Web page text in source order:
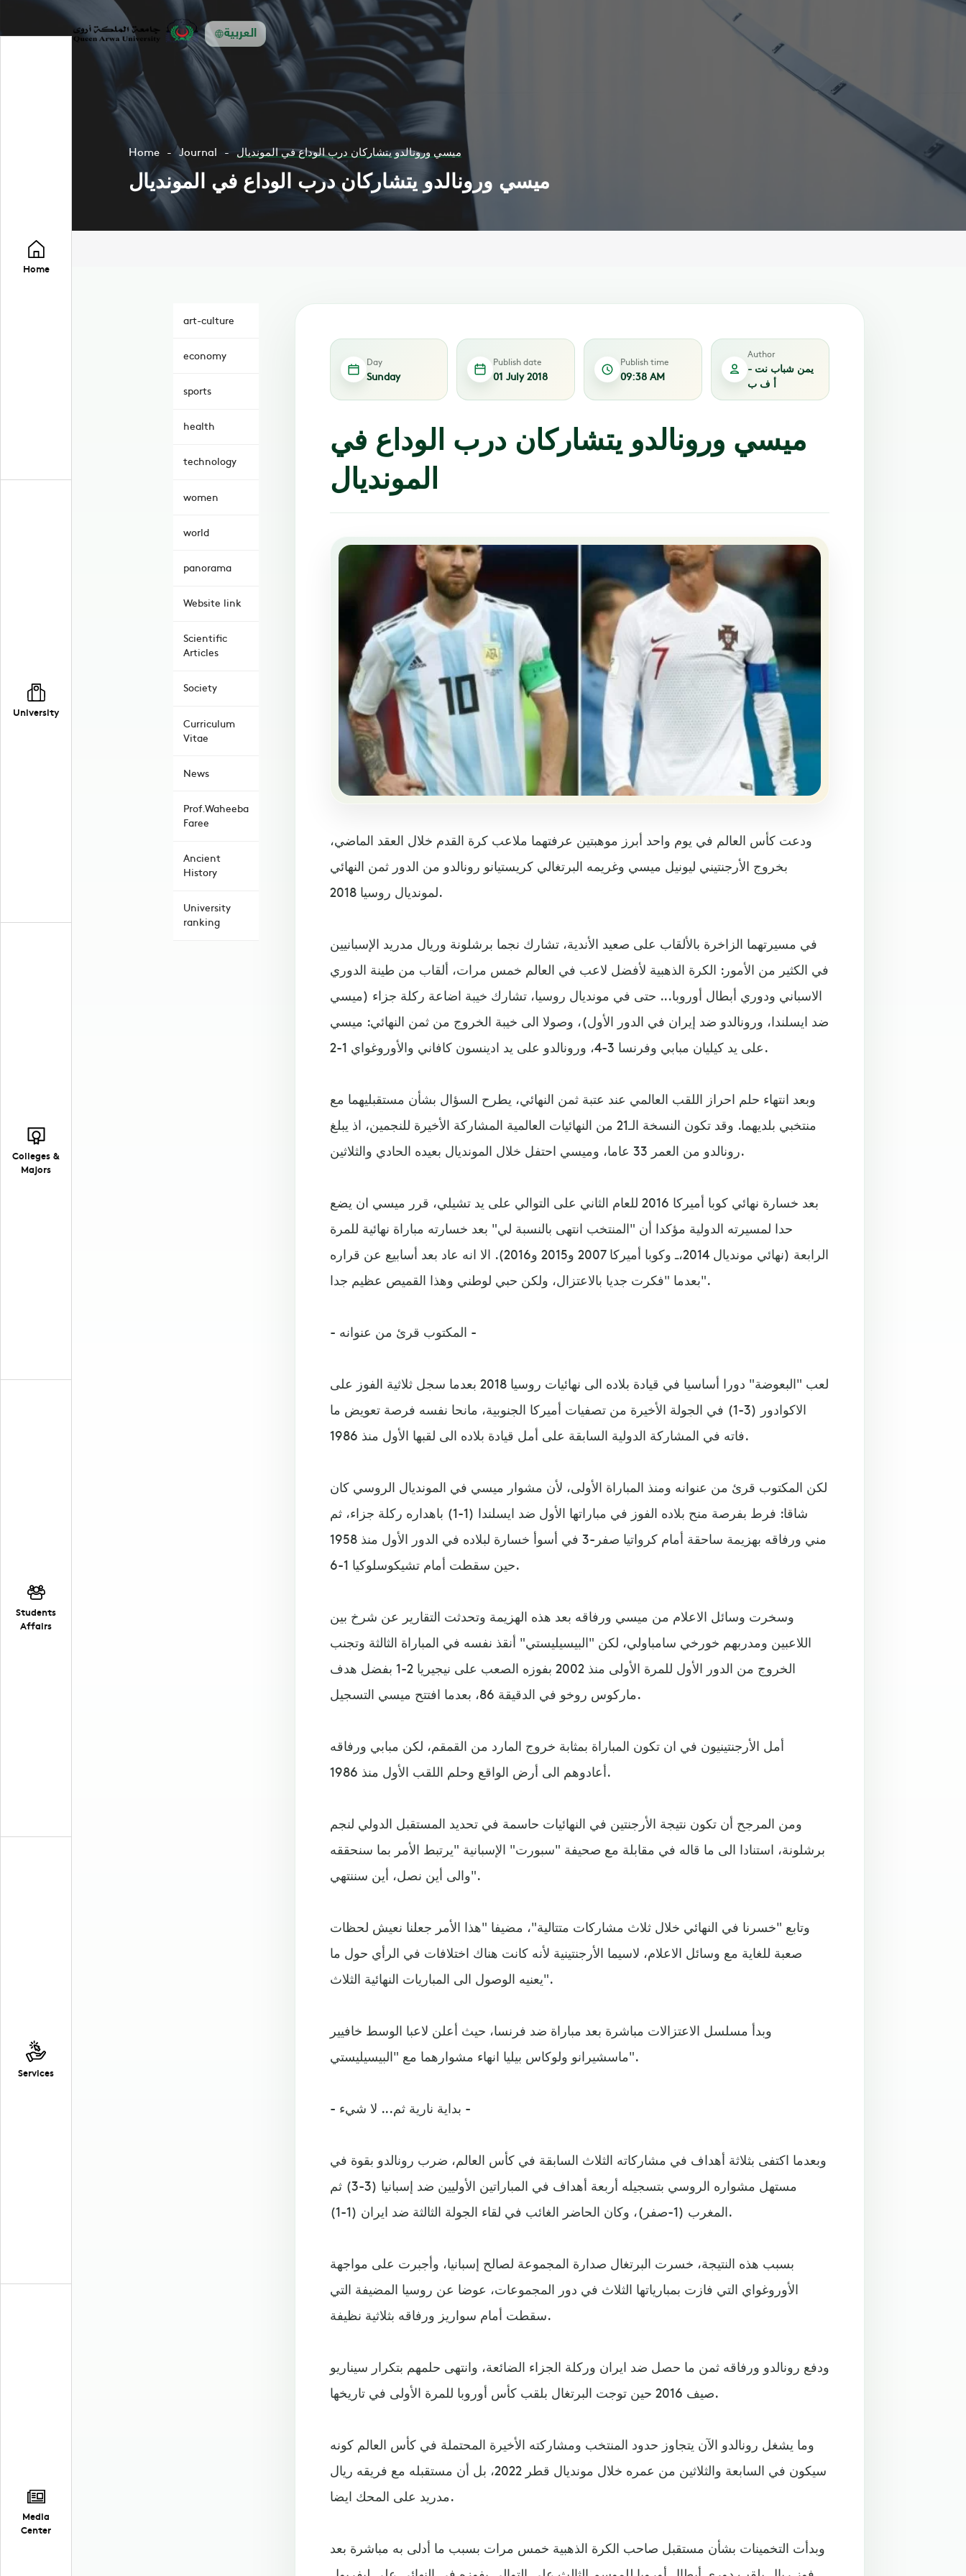
العربية
Home
University
Colleges &
Majors
Students
Affairs
Services
Media
Center
Home Journal ميسي ورونالدو يتشاركان درب الوداع في المونديال
ميسي ورونالدو يتشاركان درب الوداع في المونديال
art-culture
economy
sports
health
technology
women
world
panorama
Website link
Scientific
Articles
Society
Curriculum
Vitae
News
Prof.Waheeba
Faree
Ancient
History
University
ranking
Day
Sunday
Publish date
01 July 2018
Publish time
09:38 AM
Author
يمن شباب نت -
أ ف ب
ميسي ورونالدو يتشاركان درب الوداع في
المونديال
ودعت كأس العالم في يوم واحد أبرز موهبتين عرفتهما ملاعب كرة القدم خلال العقد الماضي،
بخروج الأرجنتيني ليونيل ميسي وغريمه البرتغالي كريستيانو رونالدو من الدور ثمن النهائي
لمونديال روسيا 2018.
في مسيرتهما الزاخرة بالألقاب على صعيد الأندية، تشارك نجما برشلونة وريال مدريد الإسبانيين
في الكثير من الأمور: الكرة الذهبية لأفضل لاعب في العالم خمس مرات، ألقاب من طينة الدوري
الاسباني ودوري أبطال أوروبا... حتى في مونديال روسيا، تشارك خيبة اضاعة ركلة جزاء (ميسي
ضد ايسلندا، ورونالدو ضد إيران في الدور الأول)، وصولا الى خيبة الخروج من ثمن النهائي: ميسي
على يد كيليان مبابي وفرنسا 3-4، ورونالدو على يد ادينسون كافاني والأوروغواي 1-2.
وبعد انتهاء حلم احراز اللقب العالمي عند عتبة ثمن النهائي، يطرح السؤال بشأن مستقبليهما مع
منتخبي بلديهما. وقد تكون النسخة الـ21 من النهائيات العالمية المشاركة الأخيرة للنجمين، اذ يبلغ
رونالدو من العمر 33 عاما، وميسي احتفل خلال المونديال بعيده الحادي والثلاثين.
بعد خسارة نهائي كوبا أميركا 2016 للعام الثاني على التوالي على يد تشيلي، قرر ميسي ان يضع
حدا لمسيرته الدولية مؤكدا أن "المنتخب انتهى بالنسبة لي" بعد خسارته مباراة نهائية للمرة
الرابعة (نهائي مونديال 2014،ـ وكوبا أميركا 2007 و2015 و2016). الا انه عاد بعد أسابيع عن قراره
بعدما "فكرت جديا بالاعتزال، ولكن حبي لوطني وهذا القميص عظيم جدا".
- المكتوب قرئ من عنوانه -
لعب "البعوضة" دورا أساسيا في قيادة بلاده الى نهائيات روسيا 2018 بعدما سجل ثلاثية الفوز على
الاكوادور (3-1) في الجولة الأخيرة من تصفيات أميركا الجنوبية، مانحا نفسه فرصة تعويض ما
فاته في المشاركة الدولية السابقة على أمل قيادة بلاده الى لقبها الأول منذ 1986.
لكن المكتوب قرئ من عنوانه ومنذ المباراة الأولى، لأن مشوار ميسي في المونديال الروسي كان
شاقا: فرط بفرصة منح بلاده الفوز في مباراتها الأول ضد ايسلندا (1-1) باهداره ركلة جزاء، ثم
مني ورفاقه بهزيمة ساحقة أمام كرواتيا صفر-3 في أسوأ خسارة لبلاده في الدور الأول منذ 1958
حين سقطت أمام تشيكوسلوكيا 1-6.
وسخرت وسائل الاعلام من ميسي ورفاقه بعد هذه الهزيمة وتحدثت التقارير عن شرخ بين
اللاعبين ومدربهم خورخي سامباولي، لكن "البيسيليستي" أنقذ نفسه في المباراة الثالثة وتجنب
الخروج من الدور الأول للمرة الأولى منذ 2002 بفوزه الصعب على نيجيريا 2-1 بفضل هدف
ماركوس روخو في الدقيقة 86، بعدما افتتح ميسي التسجيل.
أمل الأرجنتينيون في ان تكون المباراة بمثابة خروج المارد من القمقم، لكن مبابي ورفاقه
أعادوهم الى أرض الواقع وحلم اللقب الأول منذ 1986.
ومن المرجح أن تكون نتيجة الأرجنتين في النهائيات حاسمة في تحديد المستقبل الدولي لنجم
برشلونة، استنادا الى ما قاله في مقابلة مع صحيفة "سبورت" الإسبانية "يرتبط الأمر بما سنحققه
والى أين نصل، أين سننتهي".
وتابع "خسرنا في النهائي خلال ثلاث مشاركات متتالية"، مضيفا "هذا الأمر جعلنا نعيش لحظات
صعبة للغاية مع وسائل الاعلام، لاسيما الأرجنتينية لأنه كانت هناك اختلافات في الرأي حول ما
يعنيه الوصول الى المباريات النهائية الثلاث".
وبدأ مسلسل الاعتزالات مباشرة بعد مباراة ضد فرنسا، حيث أعلن لاعبا الوسط خافيير
ماسشيرانو ولوكاس بيليا انهاء مشوارهما مع "البيسيليستي".
- بداية نارية ثم... لا شيء -
وبعدما اكتفى بثلاثة أهداف في مشاركاته الثلاث السابقة في كأس العالم، ضرب رونالدو بقوة في
مستهل مشواره الروسي بتسجيله أربعة أهداف في المباراتين الأوليين ضد إسبانيا (3-3) ثم
المغرب (1-صفر)، وكان الحاضر الغائب في لقاء الجولة الثالثة ضد ايران (1-1).
بسبب هذه النتيجة، خسرت البرتغال صدارة المجموعة لصالح إسبانيا، وأجبرت على مواجهة
الأوروغواي التي فازت بمبارياتها الثلاث في دور المجموعات، عوضا عن روسيا المضيفة التي
سقطت أمام سواريز ورفاقه بثلاثية نظيفة.
ودفع رونالدو ورفاقه ثمن ما حصل ضد ايران وركلة الجزاء الضائعة، وانتهى حلمهم بتكرار سيناريو
صيف 2016 حين توجت البرتغال بلقب كأس أوروبا للمرة الأولى في تاريخها.
وما يشغل رونالدو الآن يتجاوز حدود المنتخب ومشاركته الأخيرة المحتملة في كأس العالم كونه
سيكون في السابعة والثلاثين من عمره خلال مونديال قطر 2022، بل أن مستقبله مع فريقه ريال
مدريد على المحك ايضا.
وبدأت التخمينات بشأن مستقبل صاحب الكرة الذهبية خمس مرات بسبب ما أدلى به مباشرة بعد